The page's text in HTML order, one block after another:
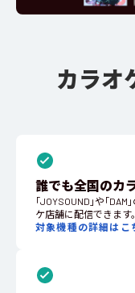
カラオ
誰でも全国のカ
｢JOYSOUND｣や｢
ケ店舗に配信できます。
対象機種の詳細はこ